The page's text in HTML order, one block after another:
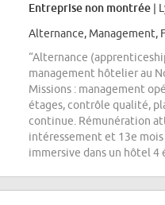
Entreprise non montrée |
Alternance, Management,
“Alternance
management hôtelier au
Missions : management
étages, contrôle qualité,
continue. Rémunération
intéressement et 13e mois
immersive dans un hôtel 4